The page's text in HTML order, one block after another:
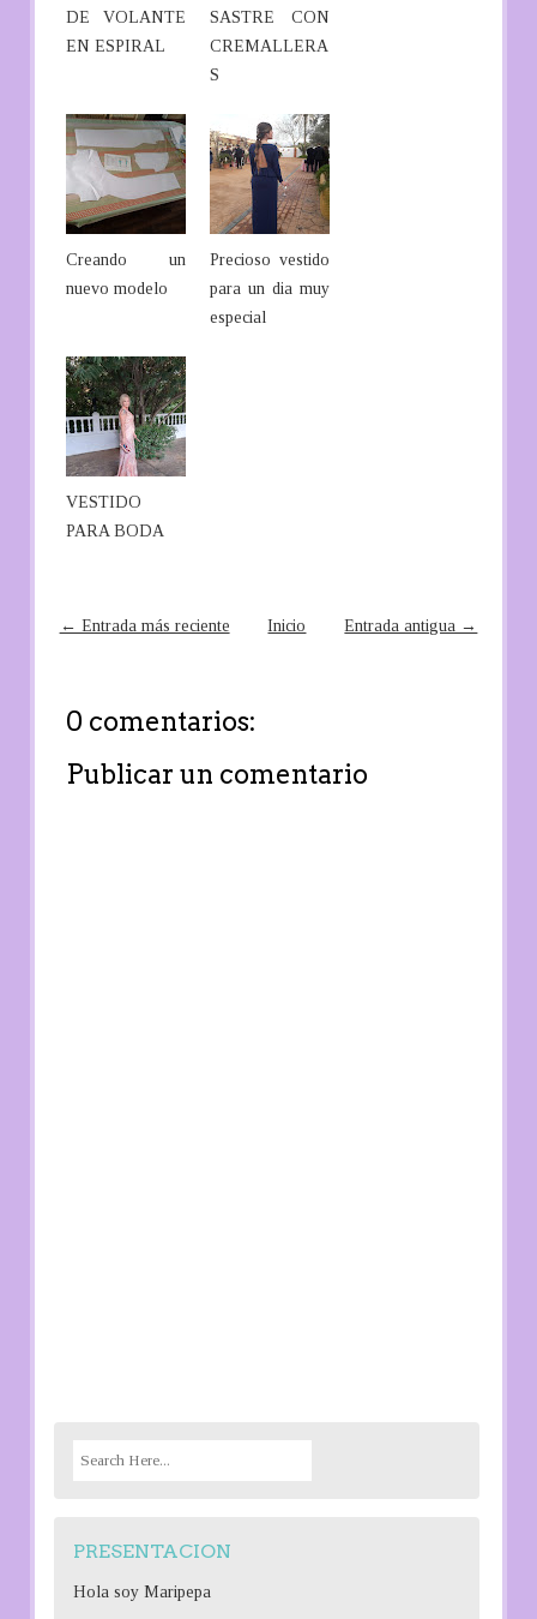
DE VOLANTE
EN ESPIRAL
SASTRE CON
CREMALLERA
S
Creando un
nuevo modelo
Precioso vestido
para un dia muy
especial
VESTIDO
PARA BODA
← Entrada más reciente Entrada antigua →
Inicio
0 comentarios:
Publicar un comentario
c
h
PRESENTACION
Hola soy Maripepa